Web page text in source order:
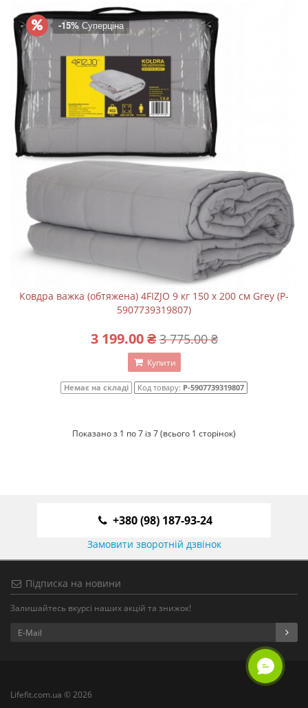
-15%Суперціна
Ковдра важка (обтяжена) 4FIZJO 9 кг 150 x 200 см Grey (P-
5907739319807)
3 199.00 ₴ 3 775.00 ₴
Купити
Немає на складі Код товару: P-5907739319807
Показано з 1 по 7 із 7 (всього 1 сторінок)
+380 (98) 187-93-24
Замовити зворотній дзвінок
Підписка на новини
Залишайтесь вкурсі наших акцій та знижок!
Lifefit.com.ua © 2026